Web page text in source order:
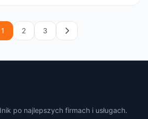
1 2 3
po najlepszych firmach i usługach.